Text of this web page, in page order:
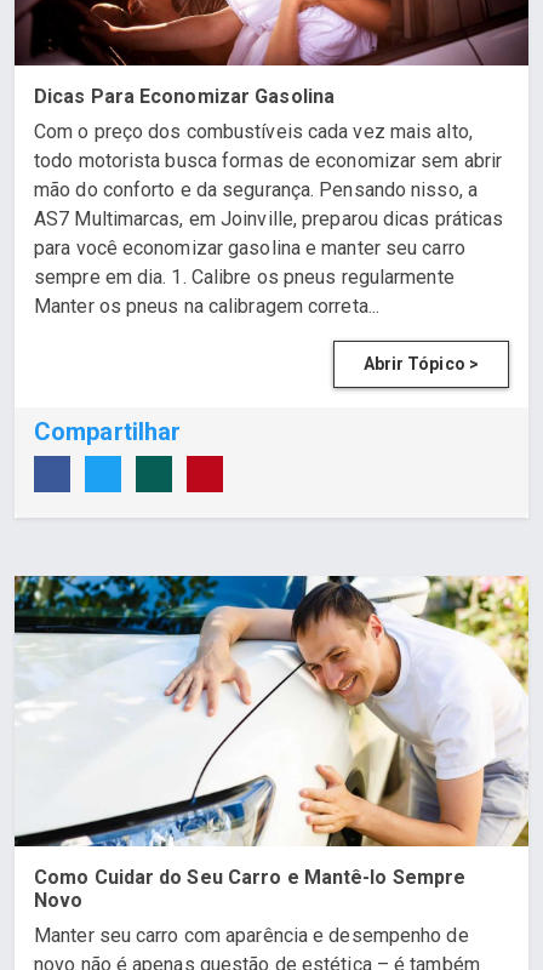
Dicas Para Economizar Gasolina
Com o preço dos combustíveis cada vez mais alto,
todo motorista busca formas de economizar sem abrir
mão do conforto e da segurança. Pensando nisso, a
AS7 Multimarcas, em Joinville, preparou dicas práticas
para você economizar gasolina e manter seu carro
sempre em dia. 1. Calibre os pneus regularmente
Manter os pneus na calibragem correta...
Abrir Tópico >
Compartilhar
Como Cuidar do Seu Carro e Mantê-lo Sempre
Novo
Manter seu carro com aparência e desempenho de
novo não é apenas questão de estética – é também